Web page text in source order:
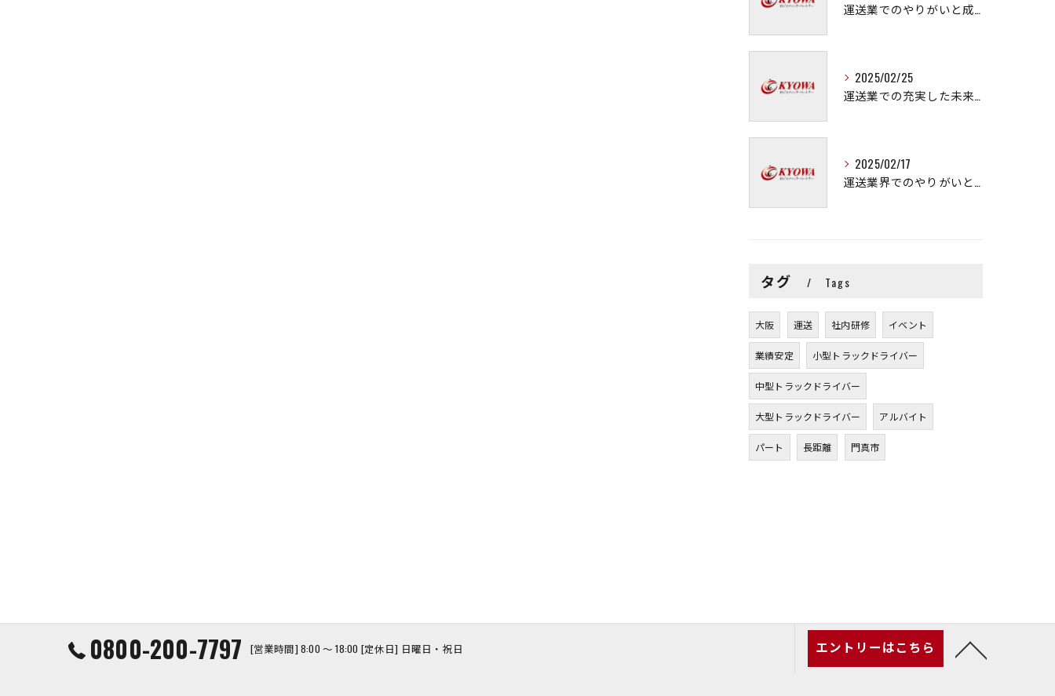
運送業でのやりがいと成長の秘訣
2025/02/25
運送業での充実した未来を拓く方法
2025/02/17
運送業界でのやりがいと可能性
タグ Tags
大阪 運送 社内研修 イベント
業績安定 小型トラックドライバー
中型トラックドライバー
大型トラックドライバー アルバイト
パート 長距離 門真市
0800-200-7797 [営業時間] 8:00 ～ 18:00 [定休日] 日曜日・祝日 エントリーはこちら